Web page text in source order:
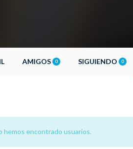
AMIGOS 0 SIGUIENDO 0
hemos encontrado usuarios.